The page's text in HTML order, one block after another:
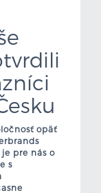
opäť
pre nás o
s